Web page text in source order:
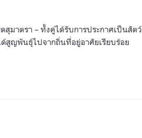
มาตรา – ทั้งคู่ได้รับการประกาศเป็นสัตว์
สูญพันธุ์ไปจากถิ่นที่อยู่อาศัยเรียบร้อย